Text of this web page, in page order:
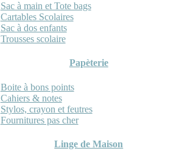
Sac à main et Tote bags
Cartables Scolaires
Sac à dos enfants
Trousses scolaire
Papèterie
Boite à bons points
Cahiers & notes
Stylos, crayon et feutres
Fournitures pas cher
Linge de Maison